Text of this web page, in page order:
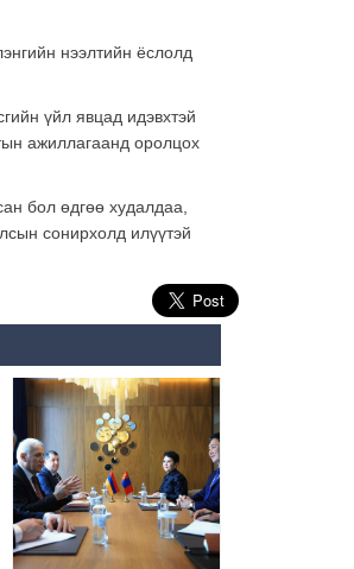
нээлтийн ёслолд
үйл явцад идэвхтэй
ажиллагаанд оролцох
бол өдгөө худалдаа,
сонирхолд илүүтэй